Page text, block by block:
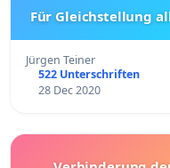
Für Gleichstellung
Jürgen Teiner
522 Unterschriften
28 Dec 2020